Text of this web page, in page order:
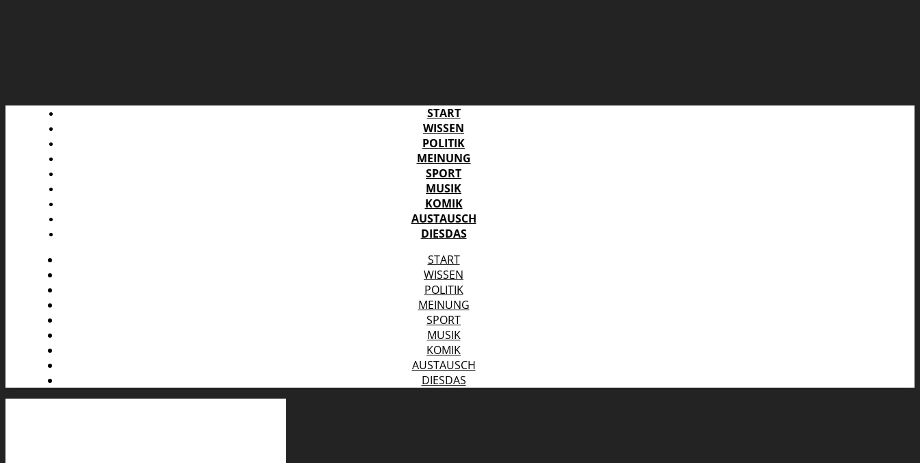
START
WISSEN
POLITIK
MEINUNG
SPORT
MUSIK
KOMIK
AUSTAUSCH
DIESDAS
START
WISSEN
POLITIK
MEINUNG
SPORT
MUSIK
KOMIK
AUSTAUSCH
DIESDAS